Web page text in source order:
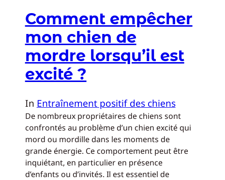
Comment empêcher
mon chien de
mordre lorsqu’il est
excité ?
In Entraînement positif des chiens
De nombreux propriétaires de chiens sont
confrontés au problème d’un chien excité qui
mord ou mordille dans les moments de
grande énergie. Ce comportement peut être
inquiétant, en particulier en présence
d’enfants ou d’invités. Il est essentiel de